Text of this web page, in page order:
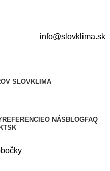
info@slovklima.sk
SLOVKLIMA
REFERENCIEO NÁS BLOGFAQ
SK